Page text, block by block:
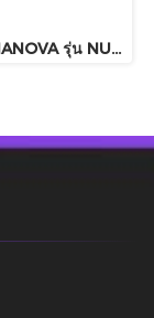
ยูนิตฮอร์น NANOVA รุ่น NU200WL (มีลายน์)